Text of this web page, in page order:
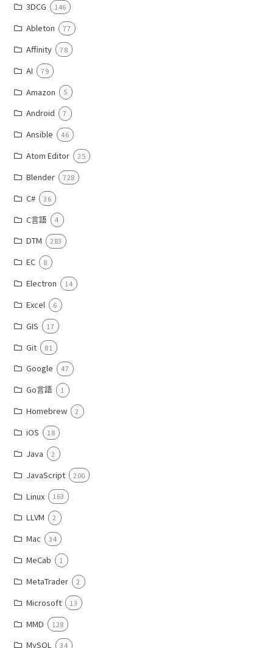
3DCG 146
Ableton 77
Affinity 78
AI 79
Amazon 5
Android 7
Ansible 46
Atom Editor 25
Blender 728
C# 36
C言語 4
DTM 283
EC 8
Electron 14
Excel 6
GIS 17
Git 81
Google 47
Go言語 1
Homebrew 2
iOS 18
Java 2
JavaScript 200
Linux 163
LLVM 2
Mac 34
MeCab 1
MetaTrader 2
Microsoft 13
MMD 128
MySQL 34